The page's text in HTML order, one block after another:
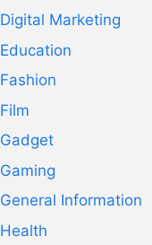
Digital Marketing
Education
Fashion
Film
Gadget
Gaming
General Information
Health